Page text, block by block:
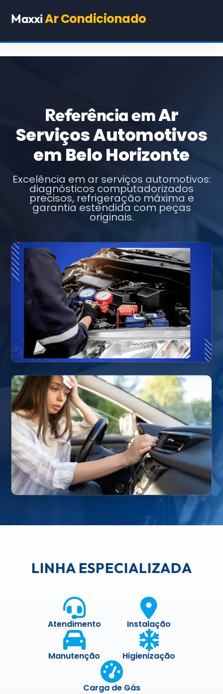
TROCANDO APENAS OS TEXTOS E URLs INDICADOS)
MaxxiAr Condicionado
Referência emAr
Serviços Automotivos
em Belo Horizonte
Excelência em ar serviços automotivos:
diagnósticos computadorizados
precisos, refrigeração máxima e
garantia estendida com peças
originais.
LINHA ESPECIALIZADA
Atendimento Instalação
Manutenção Higienização
Carga de Gás